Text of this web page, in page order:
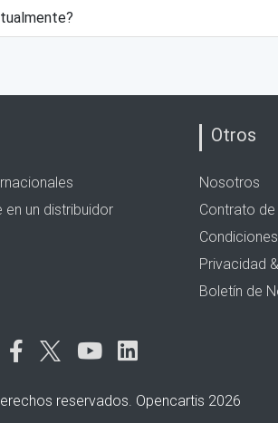
un distribuidor
Otros
Nosotros
Contrato de
Privacidad
Boletín de
reservados. Opencartis 2026